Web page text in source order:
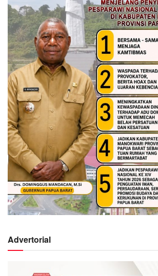
Advertorial